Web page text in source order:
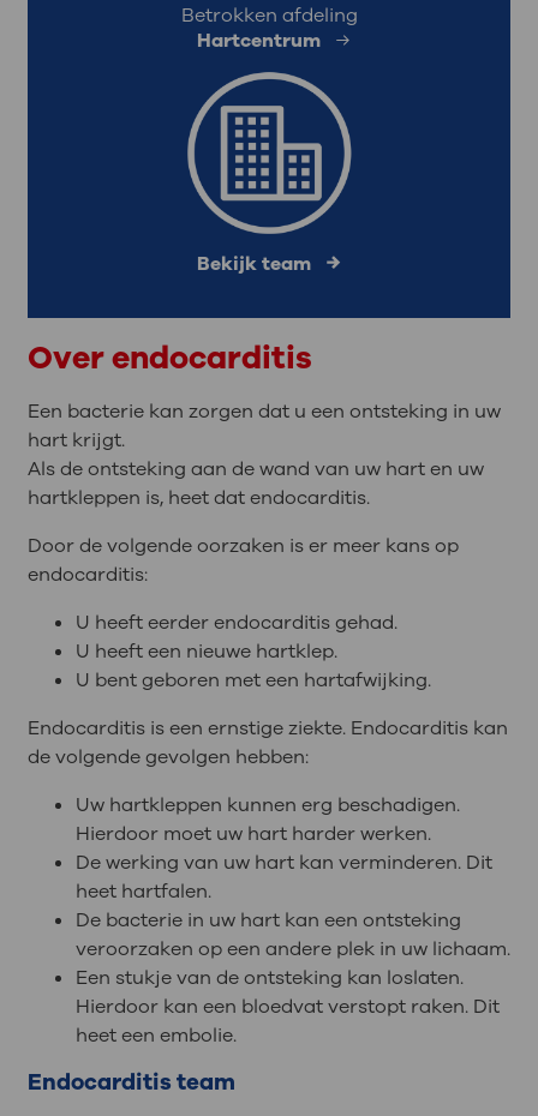
Betrokken afdeling
Hartcentrum
Bekijk team
Over endocarditis
Een bacterie kan zorgen dat u een ontsteking in uw
hart krijgt.
Als de ontsteking aan de wand van uw hart en uw
hartkleppen is, heet dat endocarditis.
Door de volgende oorzaken is er meer kans op
endocarditis:
U heeft eerder endocarditis gehad.
U heeft een nieuwe hartklep.
U bent geboren met een hartafwijking.
Endocarditis is een ernstige ziekte. Endocarditis kan
de volgende gevolgen hebben:
Uw hartkleppen kunnen erg beschadigen.
Hierdoor moet uw hart harder werken.
De werking van uw hart kan verminderen. Dit
heet hartfalen.
De bacterie in uw hart kan een ontsteking
veroorzaken op een andere plek in uw lichaam.
Een stukje van de ontsteking kan loslaten.
Hierdoor kan een bloedvat verstopt raken. Dit
heet een embolie.
Endocarditis team